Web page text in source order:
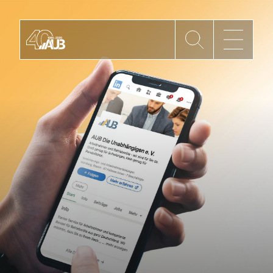
Mitgliedschaft
AUB Videos
Aktuelles
Newsletter